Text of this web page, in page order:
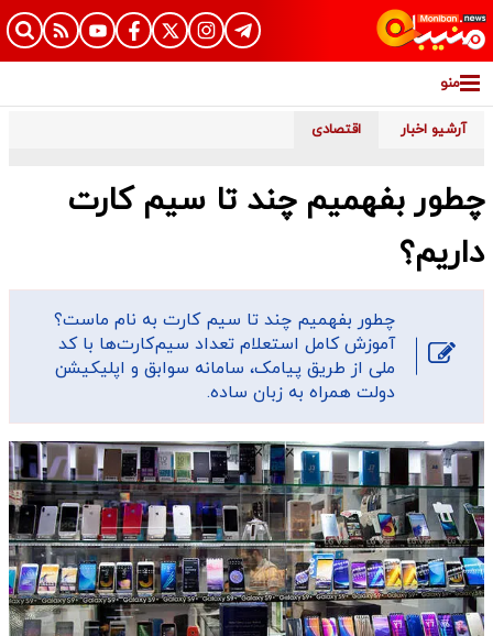
منو
آرشیو اخبار اقتصادی
چطور بفهمیم چند تا سیم کارت
داریم؟
چطور بفهمیم چند تا سیم کارت به نام ماست؟
آموزش کامل استعلام تعداد سیم‌کارت‌ها با کد
ملی از طریق پیامک، سامانه سوابق و اپلیکیشن
دولت همراه به زبان ساده.